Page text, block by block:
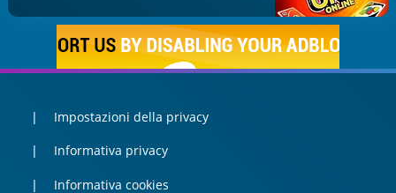
Impostazioni della privacy
Informativa privacy
Informativa cookies